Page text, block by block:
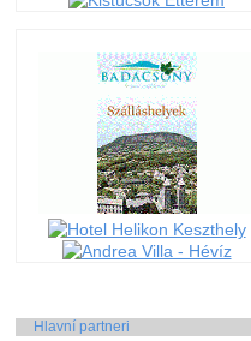
Hlavní partneri